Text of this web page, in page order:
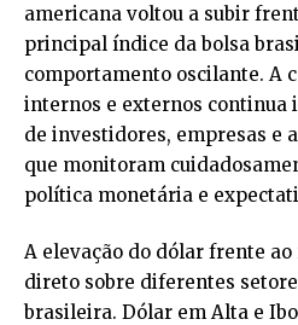
americana voltou a subir
principal índice da bolsa
comportamento oscilante. A
internos e externos continua
de investidores, empresas e
que monitoram
política monetária e
A elevação do dólar frente
direto sobre diferentes
brasileira. Dólar em Alta e